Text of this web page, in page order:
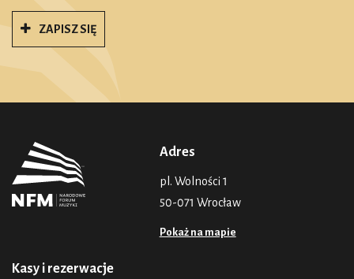
ZAPISZ SIĘ
Adres
pl. Wolności 1
50-071 Wrocław
Pokaż na mapie
Kasy i rezerwacje